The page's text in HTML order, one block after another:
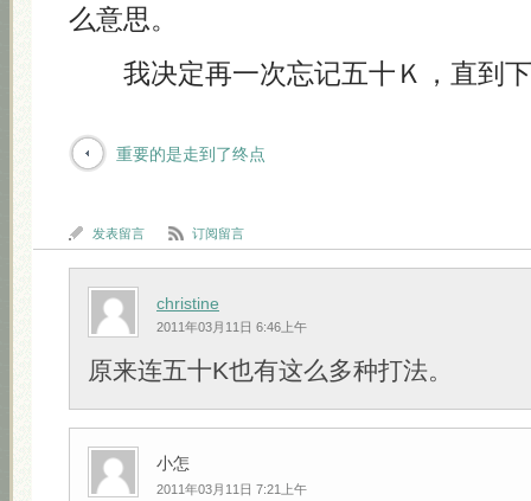
么意思。
我决定再一次忘记五十Ｋ，直到下
重要的是走到了终点
发表留言 订阅留言
christine
2011年03月11日 6:46上午
原来连五十K也有这么多种打法。
小怎
2011年03月11日 7:21上午